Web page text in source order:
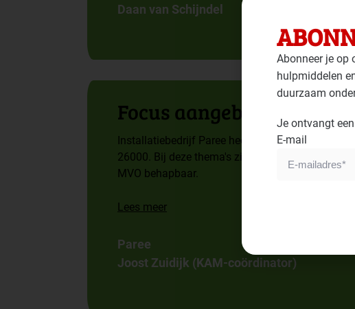
Daan van Schijndel
Focus aangebracht in
Installatiebedrijf Paree heeft haar belangrijkste
26000. Bij deze thema's zijn vervolgens 20
MVO behapbaar.
Lees meer
Paree
Joost Zuidijk (KAM-coördinator)
Abonneer je op
hulpmiddelen
duurzaam
Je ontvangt
E-mail